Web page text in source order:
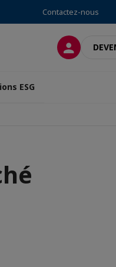
Contactez-nous
ESG